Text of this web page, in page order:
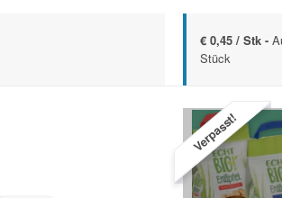
€ 0,45 / Stk -
Stück
Verpasst!